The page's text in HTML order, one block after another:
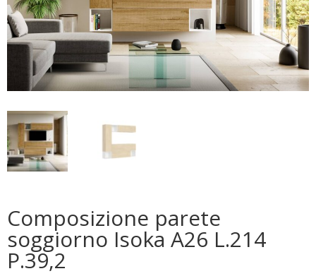
Composizione parete
soggiorno Isoka A26 L.214
P.39,2